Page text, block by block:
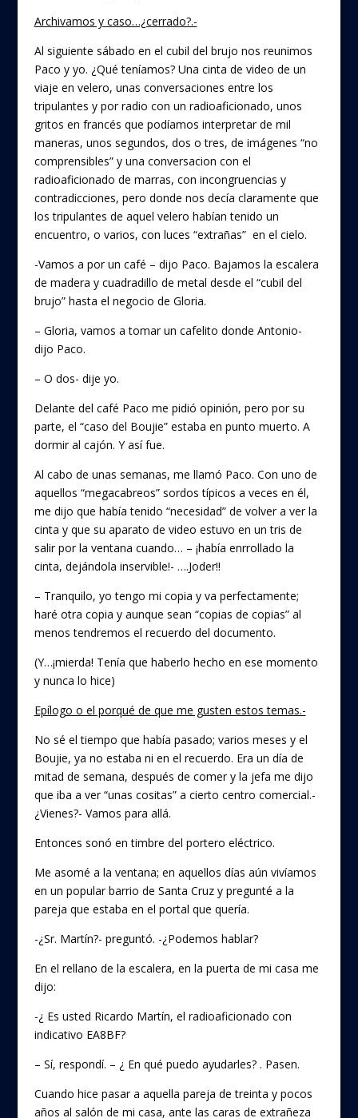
Archivamos y caso…¿cerrado?.-
Al siguiente sábado en el cubil del brujo nos reunimos
Paco y yo. ¿Qué teníamos? Una cinta de video de un
viaje en velero, unas conversaciones entre los
tripulantes y por radio con un radioaficionado, unos
gritos en francés que podíamos interpretar de mil
maneras, unos segundos, dos o tres, de imágenes “no
comprensibles” y una conversacion con el
radioaficionado de marras, con incongruencias y
contradicciones, pero donde nos decía claramente que
los tripulantes de aquel velero habían tenido un
encuentro, o varios, con luces “extrañas” en el cielo.
-Vamos a por un café – dijo Paco. Bajamos la escalera
de madera y cuadradillo de metal desde el “cubil del
brujo” hasta el negocio de Gloria.
– Gloria, vamos a tomar un cafelito donde Antonio-
dijo Paco.
– O dos- dije yo.
Delante del café Paco me pidió opinión, pero por su
parte, el “caso del Boujie” estaba en punto muerto. A
dormir al cajón. Y así fue.
Al cabo de unas semanas, me llamó Paco. Con uno de
aquellos “megacabreos” sordos típicos a veces en él,
me dijo que había tenido “necesidad” de volver a ver la
cinta y que su aparato de video estuvo en un tris de
salir por la ventana cuando… – ¡había enrrollado la
cinta, dejándola inservible!- ….Joder!!
– Tranquilo, yo tengo mi copia y va perfectamente;
haré otra copia y aunque sean “copias de copias” al
menos tendremos el recuerdo del documento.
(Y…¡mierda! Tenía que haberlo hecho en ese momento
y nunca lo hice)
Epílogo o el porqué de que me gusten estos temas.-
No sé el tiempo que había pasado; varios meses y el
Boujie, ya no estaba ni en el recuerdo. Era un día de
mitad de semana, después de comer y la jefa me dijo
que iba a ver “unas cositas” a cierto centro comercial.-
¿Vienes?- Vamos para allá.
Entonces sonó en timbre del portero eléctrico.
Me asomé a la ventana; en aquellos días aún vivíamos
en un popular barrio de Santa Cruz y pregunté a la
pareja que estaba en el portal que quería.
-¿Sr. Martín?- preguntó. -¿Podemos hablar?
En el rellano de la escalera, en la puerta de mi casa me
dijo:
-¿ Es usted Ricardo Martín, el radioaficionado con
indicativo EA8BF?
– Sí, respondí. – ¿ En qué puedo ayudarles? . Pasen.
Cuando hice pasar a aquella pareja de treinta y pocos
años al salón de mi casa, ante las caras de extrañeza